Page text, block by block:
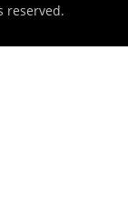
reserved.